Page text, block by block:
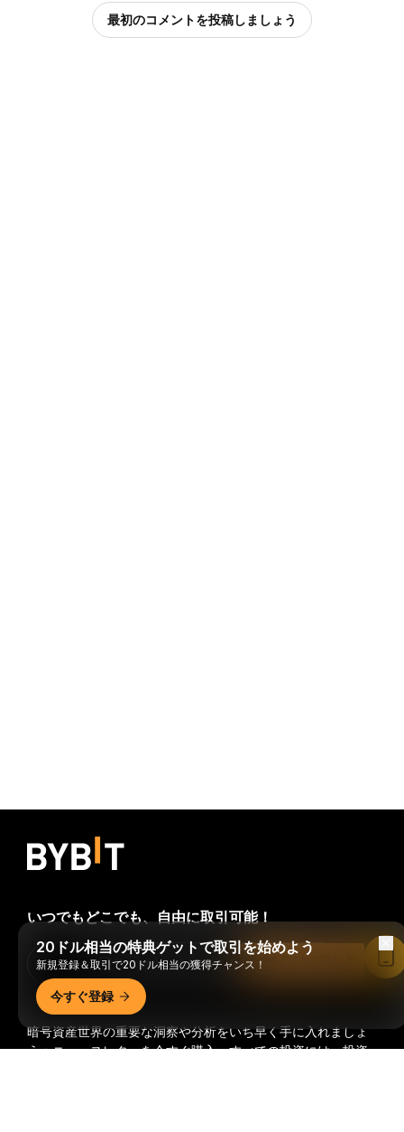
最初のコメントを投稿しましょう
暗号資産世界の重要な洞察や分析をいち早く手に入れましょ
う：ニュースレターを今すぐ購入。すべての投資には、投資
いつでもどこでも、自由に取引可能！
Download Bybit App
20ドル相当の特典ゲットで取引を始めよう
新規登録＆取引で20ドル相当の獲得チャンス！
今すぐ登録
Bybitアプリで読む